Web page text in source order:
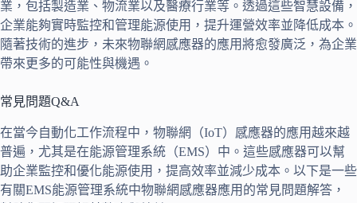
業，包括製造業、物流業以及醫療行業等。透過這些智慧設備，
企業能夠實時監控和管理能源使用，提升運營效率並降低成本。
隨著技術的進步，未來物聯網感應器的應用將愈發廣泛，為企業
帶來更多的可能性與機遇。
常見問題Q&A
在當今自動化工作流程中，物聯網（IoT）感應器的應用越來越
普遍，尤其是在能源管理系統（EMS）中。這些感應器可以幫
助企業監控和優化能源使用，提高效率並減少成本。以下是一些
有關EMS能源管理系統中物聯網感應器應用的常見問題解答，